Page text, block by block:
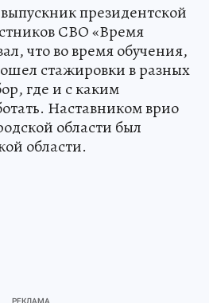
президентской
СВО «Время
что во время обучения,
стажировки в разных
где и с каким
Наставником врио
области был
области.